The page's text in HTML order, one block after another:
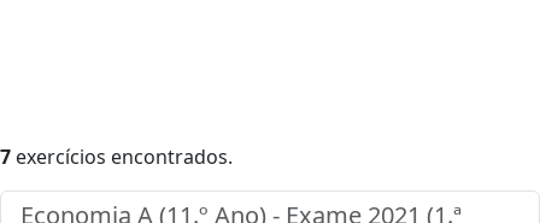
7 exercícios encontrados.
Economia A (11.º Ano) - Exame 2021 (1.ª